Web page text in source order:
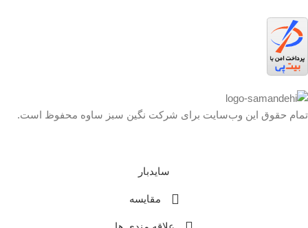
تمام حقوق اين وب‌سايت برای شرکت نگین سبز ساوه محفوظ است.
سایدبار
مقایسه